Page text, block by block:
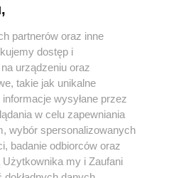
Instagram Youtube
partnerów oraz inne
dostęp i
urządzeniu oraz
takie jak unikalne
wysyłane przez
w celu zapewniania
wybór spersonalizowanych
badanie odbiorców oraz
Użytkownika my i Zaufani